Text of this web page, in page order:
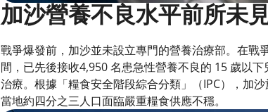
加沙營養不良水平前所未
戰爭爆發前，加沙並未設立專門的營養治療部。在
間，已先後接收4,950 名患急性營養不良的 15 歲以
治療。根據「糧食安全階段綜合分類」（IPC），加
當地約四分之三人口面臨嚴重糧食供應不穩。